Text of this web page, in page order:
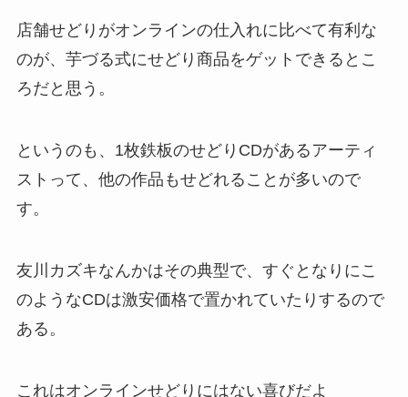
店舗せどりがオンラインの仕入れに比べて有利な
のが、芋づる式にせどり商品をゲットできるとこ
ろだと思う。
というのも、1枚鉄板のせどりCDがあるアーティ
ストって、他の作品もせどれることが多いので
す。
友川カズキなんかはその典型で、すぐとなりにこ
のようなCDは激安価格で置かれていたりするので
ある。
これはオンラインせどりにはない喜びだよ